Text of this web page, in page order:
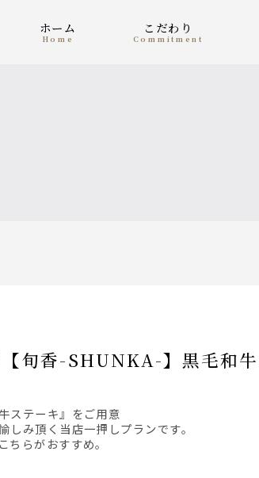
ホーム
home
こだわり
Commitment
【旬香-SHUNKA-】黒毛和
ステーキ』をご用意
しみ頂く当店一押しプランです。
ちらがおすすめ。